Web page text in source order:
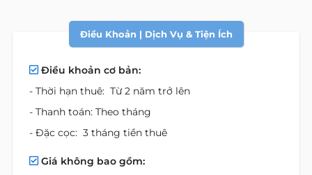
Điều Khoản | Dịch Vụ & Tiện Ích
Điều khoản cơ bản:
- Thời hạn thuê: Từ 2 năm trở lên
- Thanh toán: Theo tháng
- Đặc cọc: 3 tháng tiền thuê
Giá không bao gồm: